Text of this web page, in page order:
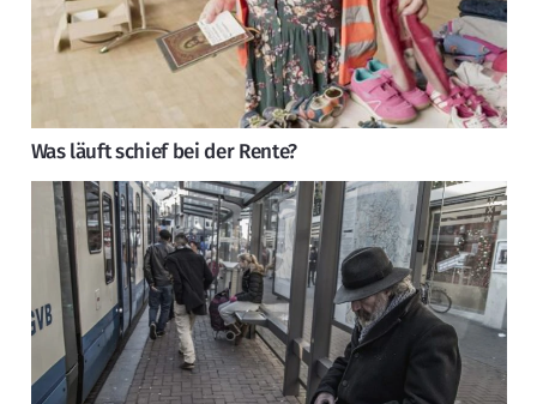
Was läuft schief bei der Rente?